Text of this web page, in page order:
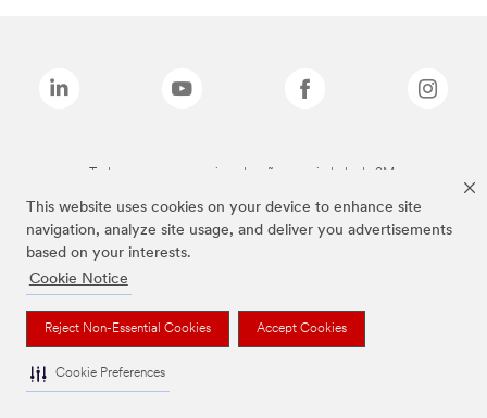
This website uses cookies on your device to enhance site
navigation, analyze site usage, and deliver you advertisements
based on your interests.
Cookie Notice
Reject Non-Essential Cookies Accept Cookies
Cookie Preferences
Todas as marcas mencionadas são propriedade da 3M.